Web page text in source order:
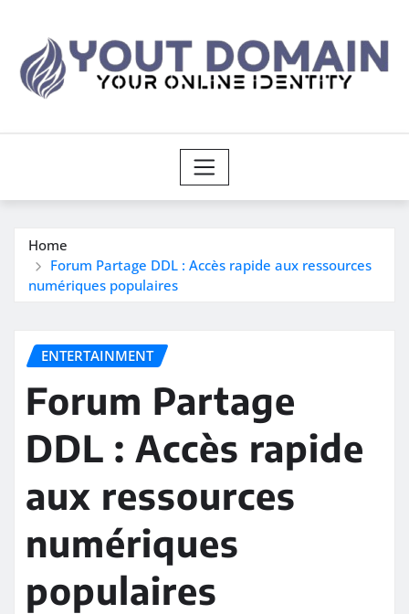
content
Home
Forum Partage DDL : Accès rapide aux ressources
numériques populaires
ENTERTAINMENT
Forum Partage
DDL : Accès rapide
aux ressources
numériques
populaires